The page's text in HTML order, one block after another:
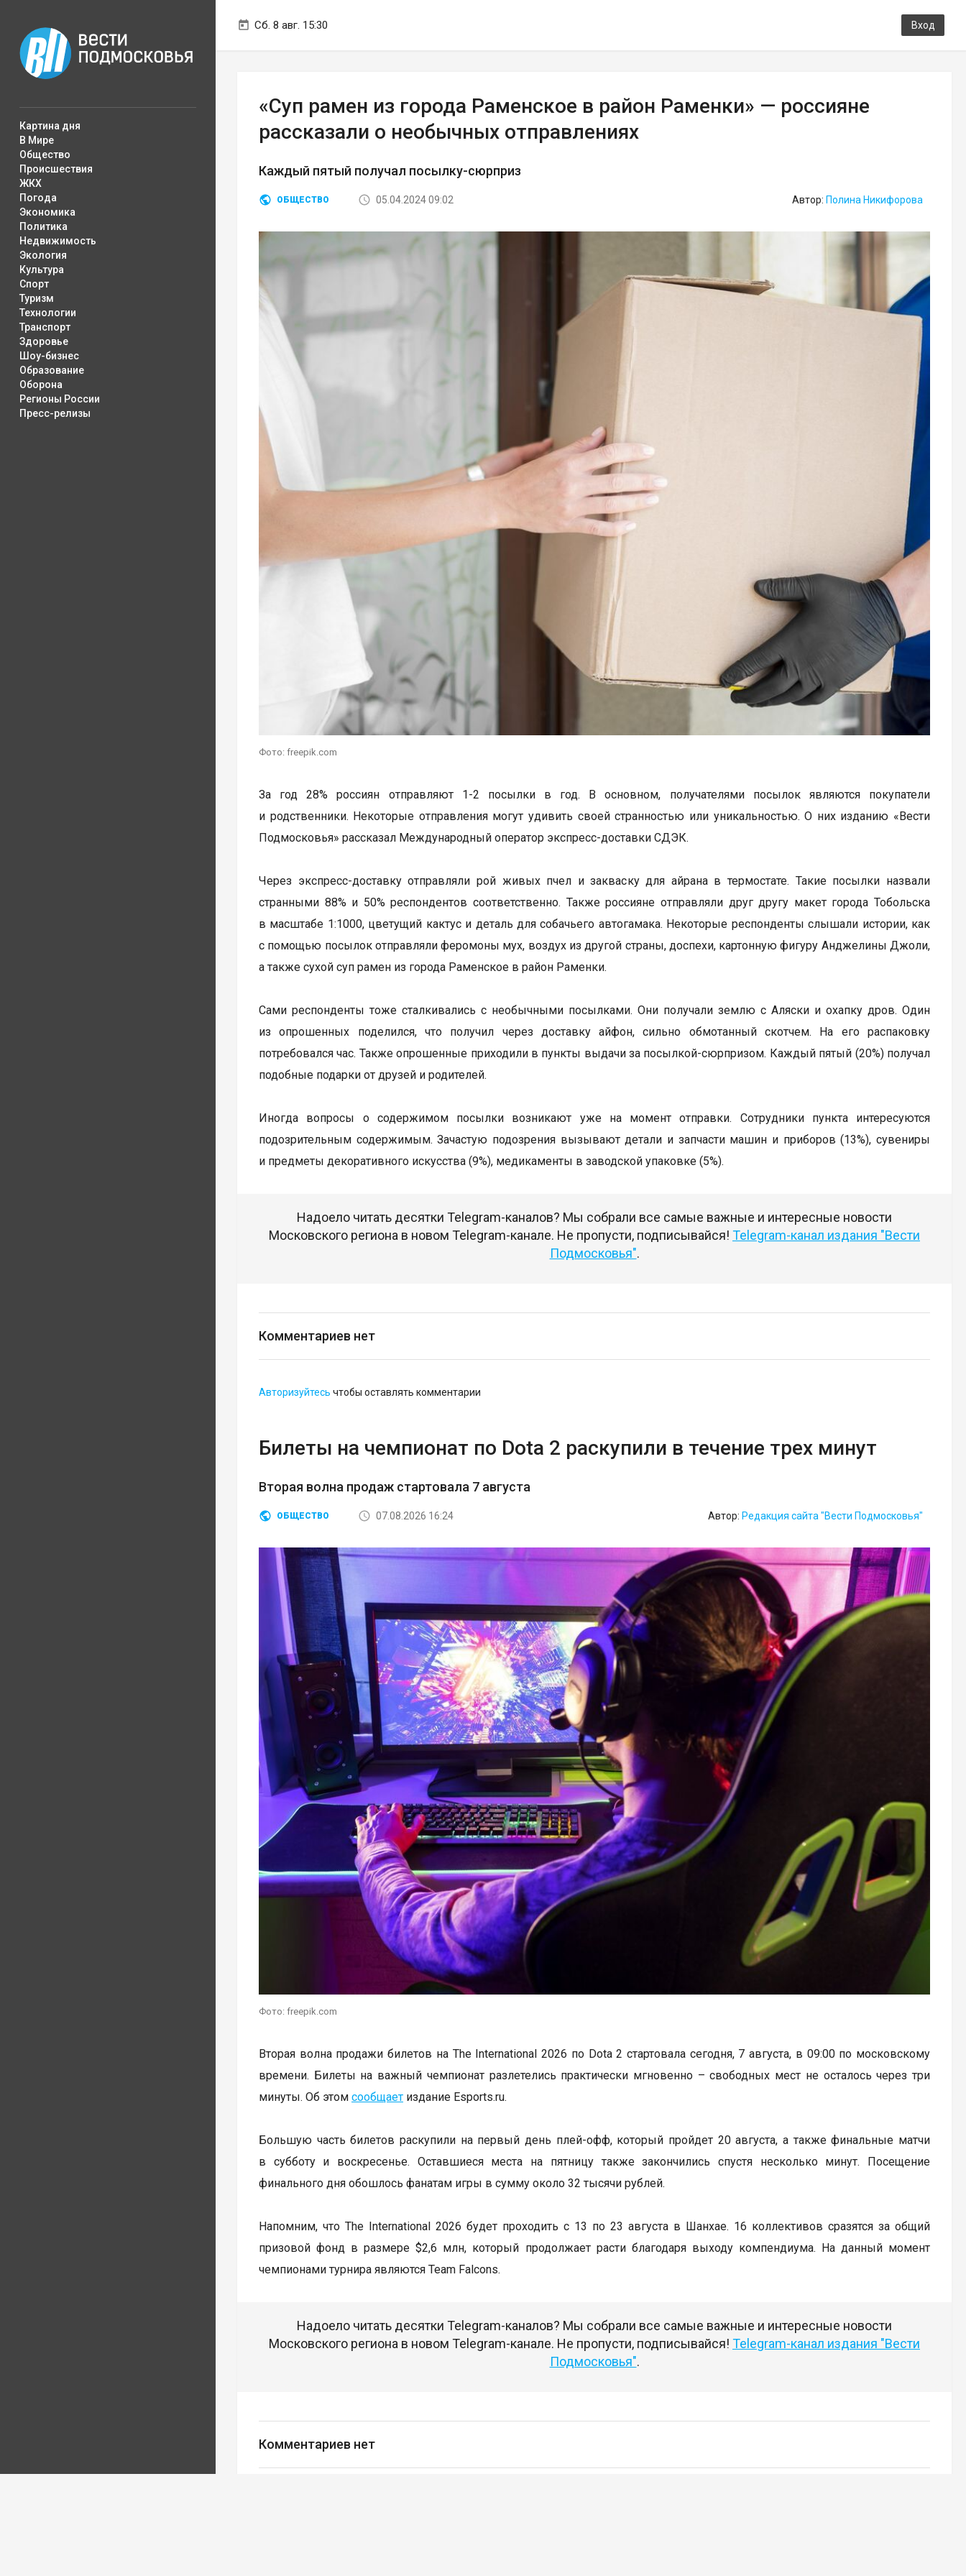
Сб. 8 авг. 15:30 Вход
Картина дня
В Мире
Общество
Происшествия
ЖКХ
Погода
Экономика
Политика
Недвижимость
Экология
Культура
Спорт
Туризм
Технологии
Транспорт
Здоровье
Шоу-бизнес
Образование
Оборона
Регионы России
Пресс-релизы
«Суп рамен из города Раменское в район Раменки» — россияне
рассказали о необычных отправлениях
Каждый пятый получал посылку-сюрприз
ОБЩЕСТВО 05.04.2024 09:02 Автор: Полина Никифорова
Фото: freepik.com
За год 28% россиян отправляют 1-2 посылки в год. В основном, получателями посылок являются покупатели
и родственники. Некоторые отправления могут удивить своей странностью или уникальностью. О них изданию «Вести
Подмосковья» рассказал Международный оператор экспресс-доставки СДЭК.
Через экспресс-доставку отправляли рой живых пчел и закваску для айрана в термостате. Такие посылки назвали
странными 88% и 50% респондентов соответственно. Также россияне отправляли друг другу макет города Тобольска
в масштабе 1:1000, цветущий кактус и деталь для собачьего автогамака. Некоторые респонденты слышали истории, как
с помощью посылок отправляли феромоны мух, воздух из другой страны, доспехи, картонную фигуру Анджелины Джоли,
а также сухой суп рамен из города Раменское в район Раменки.
Сами респонденты тоже сталкивались с необычными посылками. Они получали землю с Аляски и охапку дров. Один
из опрошенных поделился, что получил через доставку айфон, сильно обмотанный скотчем. На его распаковку
потребовался час. Также опрошенные приходили в пункты выдачи за посылкой-сюрпризом. Каждый пятый (20%) получал
подобные подарки от друзей и родителей.
Иногда вопросы о содержимом посылки возникают уже на момент отправки. Сотрудники пункта интересуются
подозрительным содержимым. Зачастую подозрения вызывают детали и запчасти машин и приборов (13%), сувениры
и предметы декоративного искусства (9%), медикаменты в заводской упаковке (5%).
Надоело читать десятки Telegram-каналов? Мы собрали все самые важные и интересные новости
Московского региона в новом Telegram-канале. Не пропусти, подписывайся! Telegram-канал издания "Вести
Подмосковья".
Комментариев нет
Авторизуйтесь чтобы оставлять комментарии
Билеты на чемпионат по Dota 2 раскупили в течение трех минут
Вторая волна продаж стартовала 7 августа
ОБЩЕСТВО 07.08.2026 16:24 Автор: Редакция сайта "Вести Подмосковья"
Фото: freepik.com
Вторая волна продажи билетов на The International 2026 по Dota 2 стартовала сегодня, 7 августа, в 09:00 по московскому
времени. Билеты на важный чемпионат разлетелись практически мгновенно – свободных мест не осталось через три
минуты. Об этом сообщает издание Esports.ru.
Большую часть билетов раскупили на первый день плей-офф, который пройдет 20 августа, а также финальные матчи
в субботу и воскресенье. Оставшиеся места на пятницу также закончились спустя несколько минут. Посещение
финального дня обошлось фанатам игры в сумму около 32 тысячи рублей.
Напомним, что The International 2026 будет проходить с 13 по 23 августа в Шанхае. 16 коллективов сразятся за общий
призовой фонд в размере $2,6 млн, который продолжает расти благодаря выходу компендиума. На данный момент
чемпионами турнира являются Team Falcons.
Надоело читать десятки Telegram-каналов? Мы собрали все самые важные и интересные новости
Московского региона в новом Telegram-канале. Не пропусти, подписывайся! Telegram-канал издания "Вести
Подмосковья".
Комментариев нет